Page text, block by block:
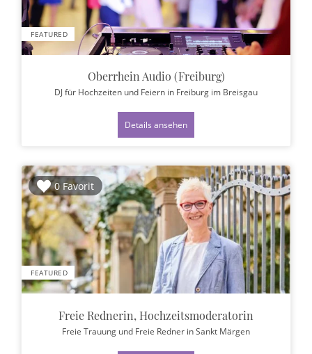
FEATURED
Oberrhein Audio (Freiburg)
DJ für Hochzeiten und Feiern in Freiburg im Breisgau
Details ansehen
0 Favorit
FEATURED
Freie Rednerin, Hochzeitsmoderatorin
Freie Trauung und Freie Redner in Sankt Märgen